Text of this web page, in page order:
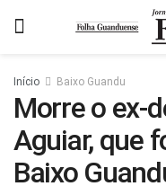
Início Baixo Guandu
Morre o ex-
Aguiar, que
Baixo